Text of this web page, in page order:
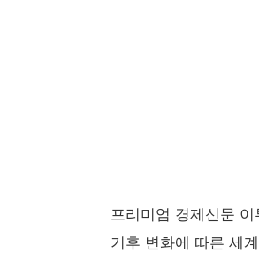
프리미엄 경제신문
기후 변화에 따른 세